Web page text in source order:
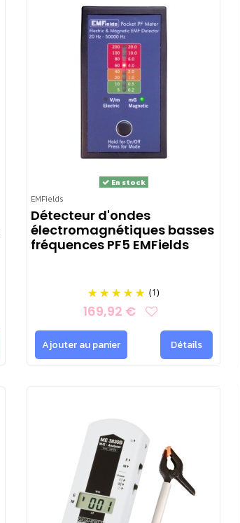
EMFields
En stock
Détecteur d'ondes
électromagnétiques basses
fréquences PF5 EMFields
(1)
169,92 €
Ajouter au panier Détails